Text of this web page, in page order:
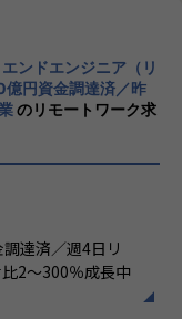
きます＞
り除きたいと考
明確になるため
。
、ほったらかし
計までとして参
た場合は、その
に交渉します。
注力。
ダクトの企画開
ジメントシステ
ャーをお任せ！
として活躍でき
ンドエンジニア（リ
円資金調達済／昨
のリモートワーク求
達済／週4日リ
2～300％成長中